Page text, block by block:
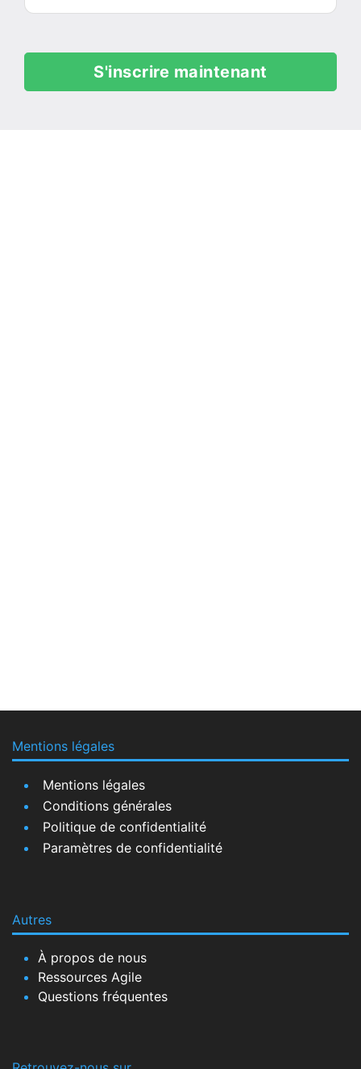
S'inscrire maintenant
Mentions légales
Mentions légales
Conditions générales
Politique de confidentialité
Paramètres de confidentialité
Autres
À propos de nous
Ressources Agile
Questions fréquentes